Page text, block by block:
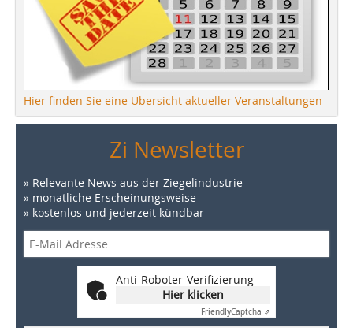
Hier finden Sie eine Übersicht aktueller Veranstaltungen
Zi Newsletter
» Relevante News aus der Ziegelindustrie
» monatliche Erscheinungsweise
» kostenlos und jederzeit kündbar
Anti-Roboter-Verifizierung
Hier klicken
FriendlyCaptcha ⇗